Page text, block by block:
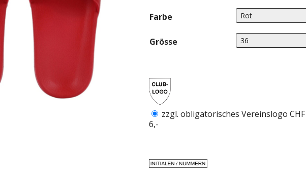
Farbe
Grösse
zzgl. obligatorisches Vereinslogo CHF
6,-